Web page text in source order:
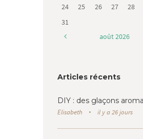
24
25 26 27 28
31
août2026
Articles récents
DIY : des glaçons
Elisabeth il y a 26 jours